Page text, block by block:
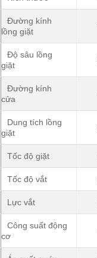
Đường kính
lồng giặt
Độ sâu lồng
giặt
Đường kính
cửa
Dung tích lồng
giặt
Tốc độ giặt
Tốc độ vắt
Lực vắt
Công suất động
cơ